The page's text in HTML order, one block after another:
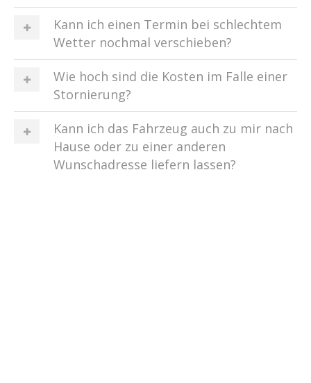
Kann ich einen Termin bei schlechtem
Wetter nochmal verschieben?
Wie hoch sind die Kosten im Falle einer
Stornierung?
Kann ich das Fahrzeug auch zu mir nach
Hause oder zu einer anderen
Wunschadresse liefern lassen?